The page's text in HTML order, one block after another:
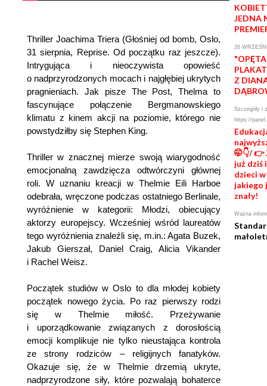
Thriller Joachima Triera (Głośniej od bomb, Oslo,
31 sierpnia, Reprise. Od początku raz jeszcze).
Intrygująca i nieoczywista opowieść
o nadprzyrodzonych mocach i najgłębiej ukrytych
pragnieniach. Jak pisze The Post, Thelma to
fascynujące połączenie Bergmanowskiego
klimatu z kinem akcji na poziomie, którego nie
powstydziłby się Stephen King.
Thriller w znacznej mierze swoją wiarygodność
emocjonalną zawdzięcza odtwórczyni głównej
roli. W uznaniu kreacji w Thelmie Eili Harboe
odebrała, wręczone podczas ostatniego Berlinale,
wyróżnienie w kategorii: Młodzi, obiecujący
aktorzy europejscy. Wcześniej wśród laureatów
tego wyróżnienia znaleźli się, m.in.: Agata Buzek,
Jakub Gierszał, Daniel Craig, Alicia Vikander
i Rachel Weisz.
Początek studiów w Oslo to dla młodej kobiety
początek nowego życia. Po raz pierwszy rodzi
się w Thelmie miłość. Przeżywanie
i uporządkowanie związanych z dorosłością
emocji komplikuje nie tylko nieustająca kontrola
ze strony rodziców – religijnych fanatyków.
Okazuje się, że w Thelmie drzemią ukryte,
nadprzyrodzone siły, które pozwalają bohaterce
JEDNA
26
Z
Szczegóły i
https://
🤭👇/
już dziś
dzieci
jakiego
znały!
Ważna